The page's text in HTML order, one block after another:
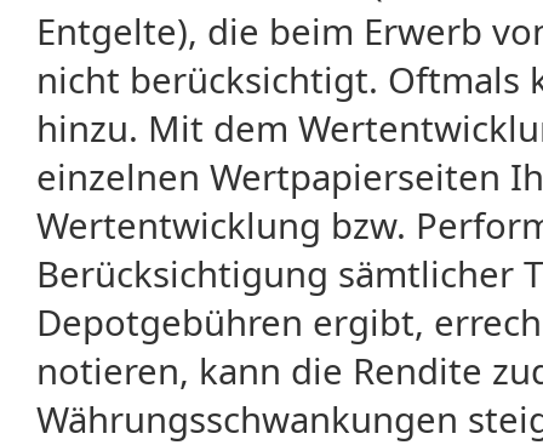
Entgelte), die beim Erwerb
nicht berücksichtigt. Oftmals
hinzu. Mit dem
einzelnen Wertpapierseiten
Wertentwicklung bzw.
Berücksichtigung sämtlicher
Depotgebühren ergibt,
notieren, kann die Rendite
Währungsschwankungen